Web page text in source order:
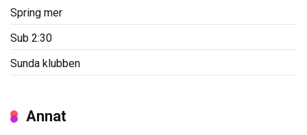
Spring mer
Sub 2:30
Sunda klubben
Annat